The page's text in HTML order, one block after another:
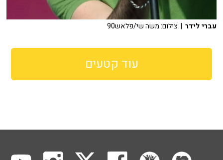
עברי לידר | צילום: משה שי/פלאש90
עוד קטעים